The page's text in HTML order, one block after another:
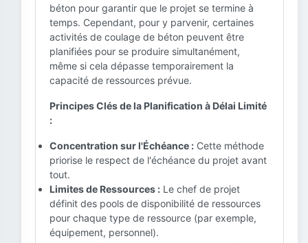
béton pour garantir que le projet se termine à
temps. Cependant, pour y parvenir, certaines
activités de coulage de béton peuvent être
planifiées pour se produire simultanément,
même si cela dépasse temporairement la
capacité de ressources prévue.
Principes Clés de la Planification à Délai Limité
:
Concentration sur l'Échéance : Cette méthode
priorise le respect de l'échéance du projet avant
tout.
Limites de Ressources : Le chef de projet
définit des pools de disponibilité de ressources
pour chaque type de ressource (par exemple,
équipement, personnel).